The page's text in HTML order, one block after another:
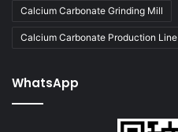
Calcium Carbonate Grinding Mill
Calcium Carbonate Production Line
WhatsApp